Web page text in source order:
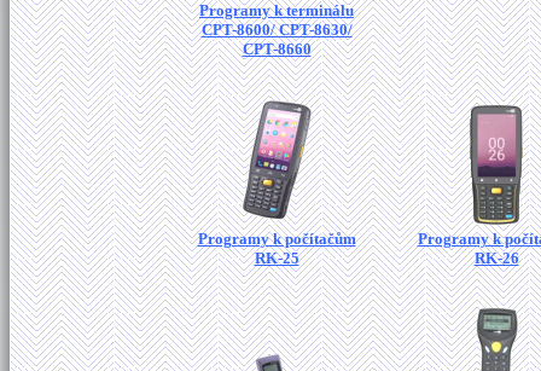
Programy k terminálu
CPT-8600/ CPT-8630/
CPT-8660
Programy k počítačům
RK-25
Programy k
RK-26